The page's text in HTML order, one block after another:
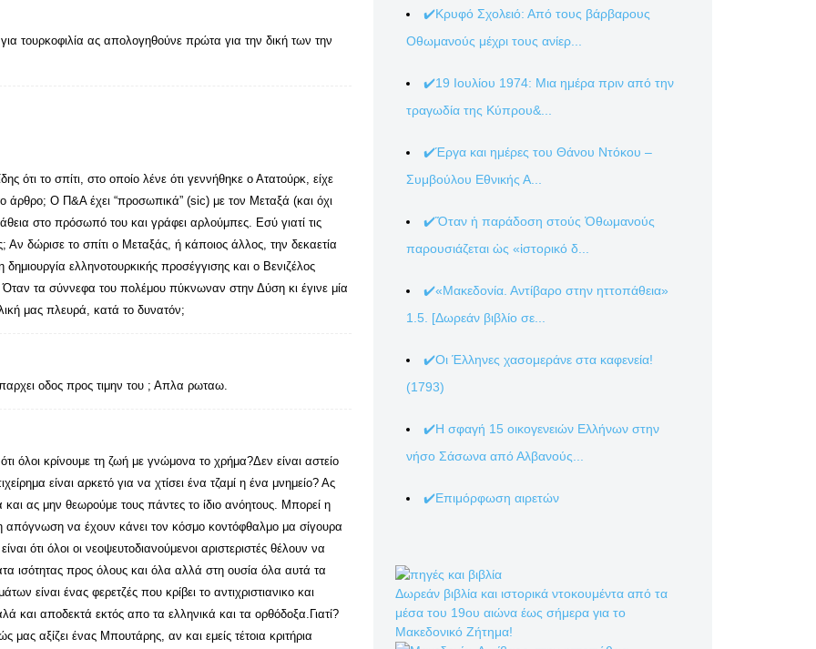
τουρκοφιλία ας απολογηθούνε πρώτα για την δική των την
ότι το σπίτι, στο οποίο λένε ότι γεννήθηκε ο Ατατούρκ, είχε
άρθρο; Ο Π&Α έχει “προσωπικά” (sic) με τον Μεταξά (και όχι
στο πρόσωπό του και γράφει αρλούμπες. Εσύ γιατί τις
Αν δώρισε το σπίτι ο Μεταξάς, ή κάποιος άλλος, την δεκαετία
ελληνοτουρκικής προσέγγισης και ο Βενιζέλος
τα σύννεφα του πολέμου πύκνωναν στην Δύση κι έγινε μία
μας πλευρά, κατά το δυνατόν;
οδος προς τιμην του ; Απλα ρωταω.
όλοι κρίνουμε τη ζωή με γνώμονα το χρήμα?Δεν είναι αστείο
είναι αρκετό για να χτίσει ένα τζαμί η ένα μνημείο? Ας
ας μην θεωρούμε τους πάντες το ίδιο ανόητους. Μπορεί η
απόγνωση να έχουν κάνει τον κόσμο κοντόφθαλμο μα σίγουρα
ότι όλοι οι νεοψευτοδιανούμενοι αριστεριστές θέλουν να
ισότητας προς όλους και όλα αλλά στη ουσία όλα αυτά τα
είναι ένας φερετζές που κρίβει το αντιχριστιανικο και
και αποδεκτά εκτός απο τα ελληνικά και τα ορθόδοξα.Γιατί?
αξίζει ένας Μπουτάρης, αν και εμείς τέτοια κριτήρια
✔️Κρυφό Σχολειό: Από τους βάρβαρους
Οθωμανούς μέχρι τους ανίερ...
✔️19 Ιουλίου 1974: Μια ημέρα πριν από την
τραγωδία της Κύπρου&...
✔️Έργα και ημέρες του Θάνου Ντόκου –
Συμβούλου Εθνικής Α...
✔️Ὅταν ἡ παράδοση στούς Ὀθωμανούς
παρουσιάζεται ὡς «ἱστορικό δ...
✔️«Μακεδονία. Αντίβαρο στην ηττοπάθεια»
1.5. [Δωρεάν βιβλίο σε...
✔️Οι Έλληνες χασομεράνε στα καφενεία!
(1793)
✔️Η σφαγή 15 οικογενειών Ελλήνων στην
νήσο Σάσωνα από Αλβανούς...
✔️Επιμόρφωση αιρετών
Δωρεάν βιβλία και ιστορικά ντοκουμέντα από τα
μέσα του 19ου αιώνα έως σήμερα για το
Μακεδονικό Ζήτημα!